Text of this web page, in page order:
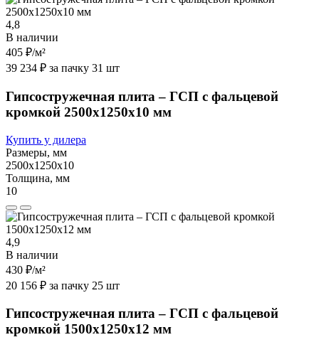
4,8
В наличии
405 ₽/м²
39 234 ₽ за пачку 31 шт
Гипсостружечная плита – ГСП с фальцевой
кромкой 2500х1250х10 мм
Купить у дилера
Размеры, мм
2500х1250х10
Толщина, мм
10
4,9
В наличии
430 ₽/м²
20 156 ₽ за пачку 25 шт
Гипсостружечная плита – ГСП с фальцевой
кромкой 1500х1250х12 мм